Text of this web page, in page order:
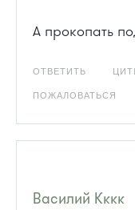
А прокопать
ОТВЕТИТЬ
ПОЖАЛОВАТЬСЯ
Василий Кккк